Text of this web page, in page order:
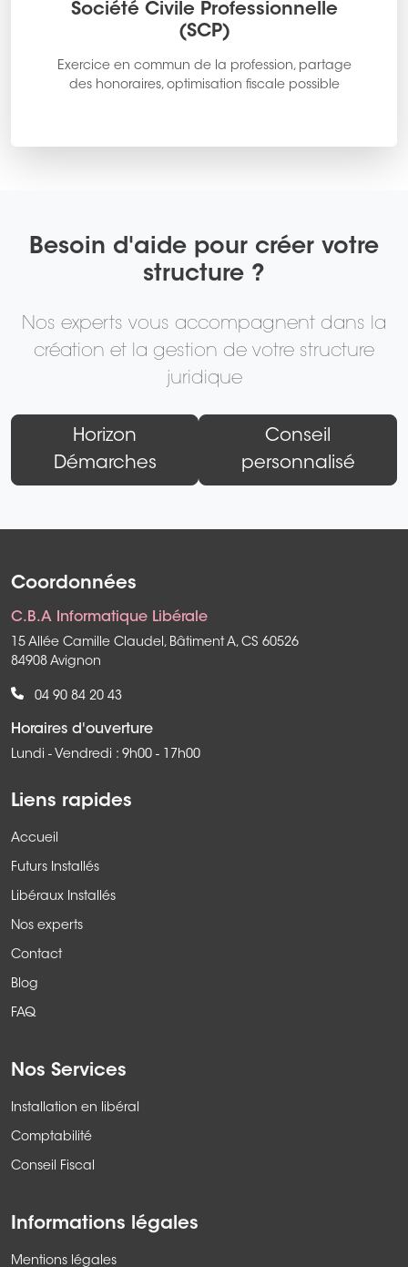
Société Civile Professionnelle
(SCP)
Exercice en commun de la profession, partage
des honoraires, optimisation fiscale possible
Besoin d'aide pour créer votre
structure ?
Nos experts vous accompagnent dans la
création et la gestion de votre structure
juridique
Horizon
Démarches
Conseil
personnalisé
Coordonnées
C.B.A Informatique Libérale
15 Allée Camille Claudel, Bâtiment A, CS 60526
84908 Avignon
04 90 84 20 43
Horaires d'ouverture
Lundi - Vendredi : 9h00 - 17h00
Liens rapides
Accueil
Futurs Installés
Libéraux Installés
Nos experts
Contact
Blog
FAQ
Nos Services
Installation en libéral
Comptabilité
Conseil Fiscal
Informations légales
Mentions légales